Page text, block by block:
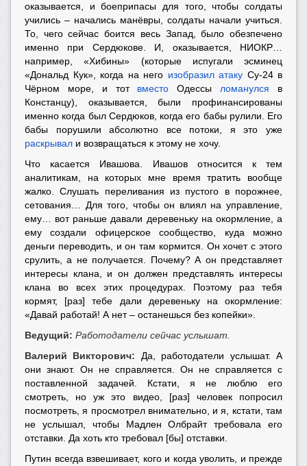
оказывается, и боеприпасы для того, чтобы солдаты
учились – начались манёвры, солдаты начали учиться.
То, чего сейчас боится весь Запад, было обезпечено
именно при Сердюкове. И, оказывается, НИОКР…
например, «Хибины» (которые испугали эсминец
«Дональд Кук», когда на него изобразил атаку Су-24 в
Чёрном море, и тот вместо Одессы ломанулся в
Констанцу), оказывается, были профинансированы
именно когда был Сердюков, когда его бабы рулили. Его
бабы порушили абсолютно все потоки, я это уже
раскрывал и возвращаться к этому не хочу.
Что касается Ивашова. Ивашов относится к тем
аналитикам, на которых мне время тратить вообще
жалко. Слушать переливания из пустого в порожнее,
сетования… Для того, чтобы он влиял на управление,
ему… вот раньше давали деревеньку на окормление, а
ему создали офицерское сообщество, куда можно
деньги переводить, и он там кормится. Он хочет с этого
срулить, а не получается. Почему? А он представляет
интересы клана, и он должен представлять интересы
клана во всех этих процедурах. Поэтому раз тебя
кормят, [раз] тебе дали деревеньку на окормление:
«Давай работай! А нет – останешься без копейки».
Ведущий: Работодатели сейчас услышат.
Валерий Викторович: Да, работодатели услышат. А
они знают. Он не справляется. Он не справляется с
поставленной задачей. Кстати, я не люблю его
смотреть, но уж это видео, [раз] человек попросил
посмотреть, я просмотрел внимательно, и я, кстати, там
не услышал, чтобы Мадлен Олбрайт требовала его
отставки. Да хоть кто требовал [бы] отставки.
Путин всегда взвешивает, кого и когда уволить, и прежде